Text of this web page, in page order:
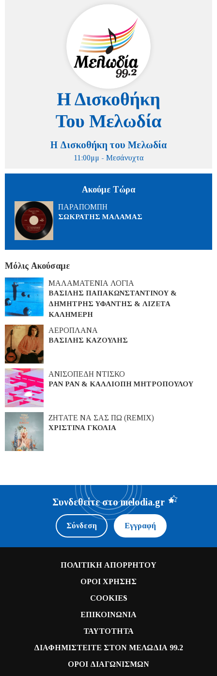
Η Δισκοθήκη του Μελωδία
11:00μμ - Μεσάνυχτα
Ακούμε Τώρα
ΠΑΡΑΠΟΜΠΗ
ΣΩΚΡΑΤΗΣ ΜΑΛΑΜΑΣ
Μόλις Ακούσαμε
ΜΑΛΑΜΑΤΕΝΙΑ ΛΟΓΙΑ
ΒΑΣΙΛΗΣ ΠΑΠΑΚΩΝΣΤΑΝΤΙΝΟΥ &
ΔΗΜΗΤΡΗΣ ΥΦΑΝΤΗΣ & ΛΙΖΕΤΑ
ΚΑΛΗΜΕΡΗ
ΑΕΡΟΠΛΑΝΑ
ΒΑΣΙΛΗΣ ΚΑΖΟΥΛΗΣ
ΑΝΙΣΟΠΕΔΗ ΝΤΙΣΚΟ
PAN PAN & ΚΑΛΛΙΟΠΗ ΜΗΤΡΟΠΟΥΛΟΥ
ΖΗΤΑΤΕ ΝΑ ΣΑΣ ΠΩ (REMIX)
ΧΡΙΣΤΙΝΑ ΓΚΟΛΙΑ
Συνδεθείτε στο melodia.gr
Σύνδεση Εγγραφή
ΠΟΛΙΤΙΚΗ ΑΠΟΡΡΗΤΟΥ
ΟΡΟΙ ΧΡΗΣΗΣ
COOKIES
ΕΠΙΚΟΙΝΩΝΙΑ
ΤΑΥΤΟΤΗΤΑ
ΔΙΑΦΗΜΙΣΤΕΙΤΕ ΣΤΟΝ ΜΕΛΩΔΙΑ 99.2
ΟΡΟΙ ΔΙΑΓΩΝΙΣΜΩΝ